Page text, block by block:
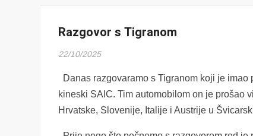
Razgovor s Tigranom
22/10/2025
Danas razgovaramo s Tigranom koji je imao
kineski SAIC. Tim automobilom on je prošao
Hrvatske, Slovenije, Italije i Austrije u